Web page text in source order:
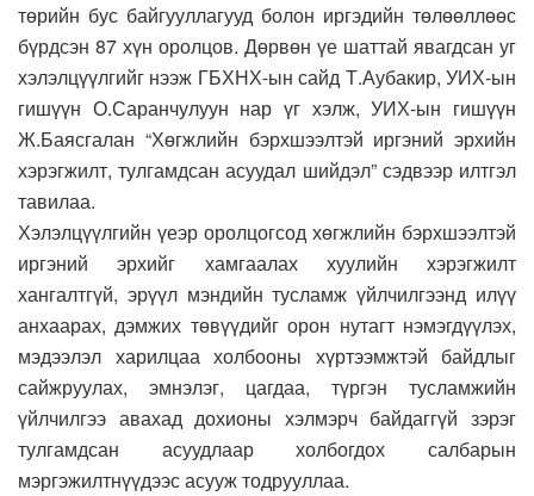
төрийн бус байгууллагууд болон иргэдийн төлөөллөөс
бүрдсэн 87 хүн оролцов. Дөрвөн үе шаттай явагдсан уг
хэлэлцүүлгийг нээж ГБХНХ-ын сайд Т.Аубакир, УИХ-ын
гишүүн О.Саранчулуун нар үг хэлж, УИХ-ын гишүүн
Ж.Баясгалан “Хөгжлийн бэрхшээлтэй иргэний эрхийн
хэрэгжилт, тулгамдсан асуудал шийдэл” сэдвээр илтгэл
тавилаа.
Хэлэлцүүлгийн үеэр оролцогсод хөгжлийн бэрхшээлтэй
иргэний эрхийг хамгаалах хуулийн хэрэгжилт
хангалтгүй, эрүүл мэндийн тусламж үйлчилгээнд илүү
анхаарах, дэмжих төвүүдийг орон нутагт нэмэгдүүлэх,
мэдээлэл харилцаа холбооны хүртээмжтэй байдлыг
сайжруулах, эмнэлэг, цагдаа, түргэн тусламжийн
үйлчилгээ авахад дохионы хэлмэрч байдаггүй зэрэг
тулгамдсан асуудлаар холбогдох салбарын
мэргэжилтнүүдээс асууж тодрууллаа.